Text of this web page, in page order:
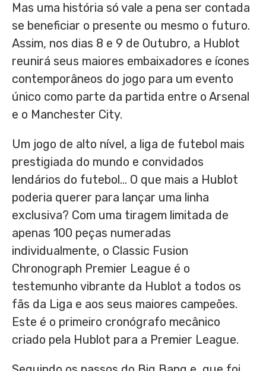
Mas uma história só vale a pena ser contada
se beneficiar o presente ou mesmo o futuro.
Assim, nos dias 8 e 9 de Outubro, a Hublot
reunirá seus maiores embaixadores e ícones
contemporâneos do jogo para um evento
único como parte da partida entre o Arsenal
e o Manchester City.
Um jogo de alto nível, a liga de futebol mais
prestigiada do mundo e convidados
lendários do futebol… O que mais a Hublot
poderia querer para lançar uma linha
exclusiva? Com uma tiragem limitada de
apenas 100 peças numeradas
individualmente, o Classic Fusion
Chronograph Premier League é o
testemunho vibrante da Hublot a todos os
fãs da Liga e aos seus maiores campeões.
Este é o primeiro cronógrafo mecânico
criado pela Hublot para a Premier League.